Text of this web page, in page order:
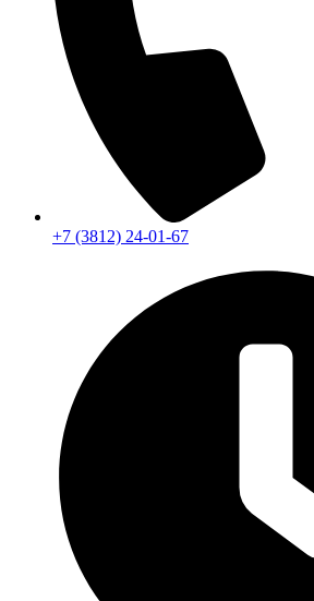
+7 (3812) 24-01-67